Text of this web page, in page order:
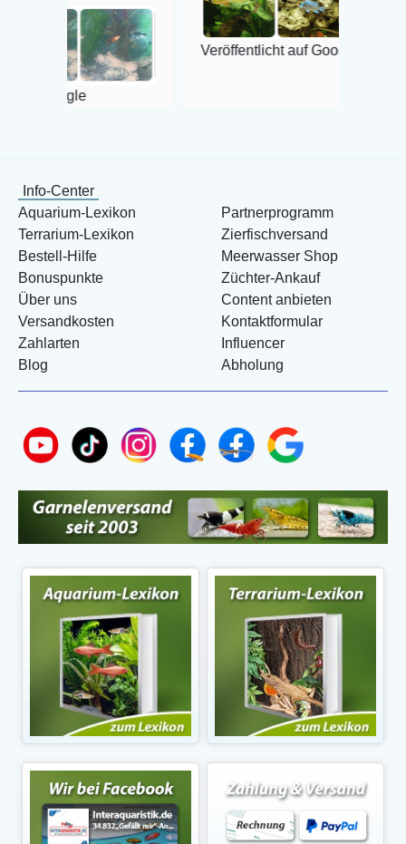
Veröffentlicht auf Google
Info-Center
Aquarium-Lexikon
Terrarium-Lexikon
Bestell-Hilfe
Bonuspunkte
Über uns
Versandkosten
Zahlarten
Blog
Partnerprogramm
Zierfischversand
Meerwasser Shop
Züchter-Ankauf
Content anbieten
Kontaktformular
Influencer
Abholung